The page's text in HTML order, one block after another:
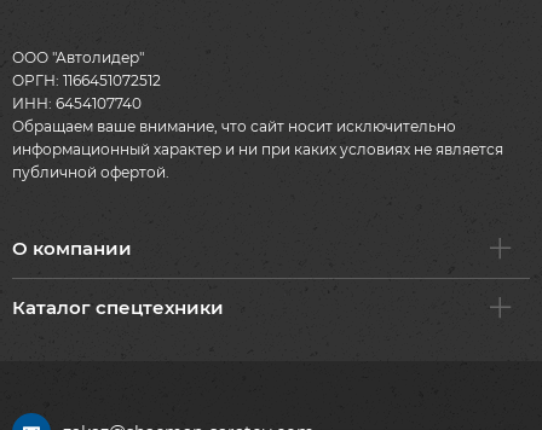
ООО "Автолидер"
ОРГН: 1166451072512
ИНН: 6454107740
Обращаем ваше внимание, что сайт носит исключительно
информационный характер и ни при каких условиях не является
публичной офертой.
О компании
Каталог спецтехники